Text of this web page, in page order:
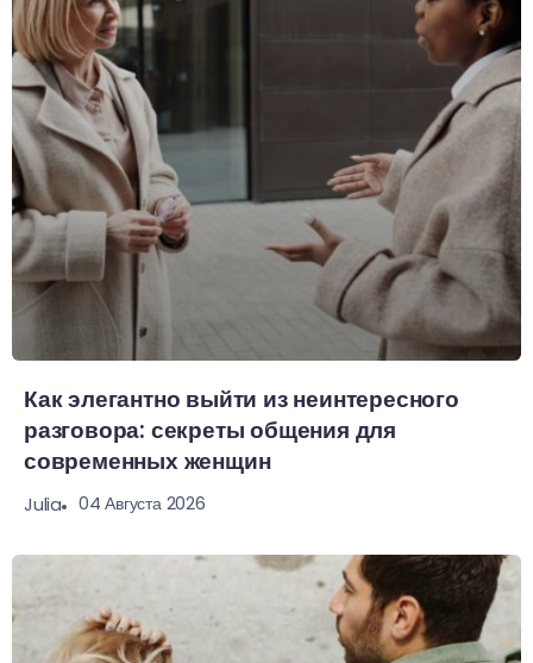
Как элегантно выйти из неинтересного
разговора: секреты общения для
современных женщин
Julia 04 Августа 2026